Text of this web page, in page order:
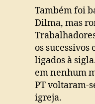
Também foi
Dilma, mas
os sucessivos
ligados à
em nenhum
PT voltaram-
igreja.